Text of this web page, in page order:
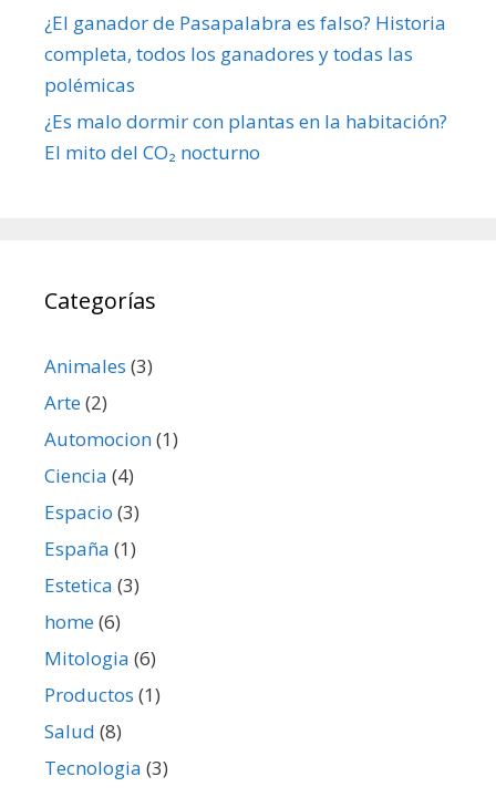
¿El ganador de Pasapalabra es falso? Historia
completa, todos los ganadores y todas las
polémicas
¿Es malo dormir con plantas en la habitación?
El mito del CO₂ nocturno
Categorías
Animales (3)
Arte(2)
Automocion(1)
Ciencia (4)
Espacio (3)
España (1)
Estetica (3)
home(6)
Mitologia (6)
Productos (1)
Salud (8)
Tecnologia (3)